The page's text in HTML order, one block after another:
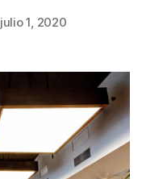
julio 1, 2020